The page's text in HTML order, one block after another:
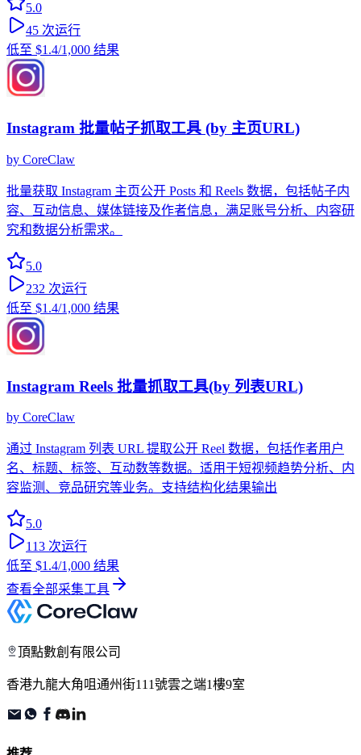
5.0
45 次运行
低至 $1.4/1,000 结果
Instagram 批量帖子抓取工具 (by 主页URL)
by CoreClaw
批量获取 Instagram 主页公开 Posts 和 Reels 数据，包括帖子内
容、互动信息、媒体链接及作者信息，满足账号分析、内容研
究和数据分析需求。
5.0
232 次运行
低至 $1.4/1,000 结果
Instagram Reels 批量抓取工具(by 列表URL)
by CoreClaw
通过 Instagram 列表 URL 提取公开 Reel 数据，包括作者用户
名、标题、标签、互动数等数据。适用于短视频趋势分析、内
容监测、竞品研究等业务。支持结构化结果输出
5.0
113 次运行
低至 $1.4/1,000 结果
查看全部采集工具
頂點數創有限公司
香港九龍大角咀通州街111號雲之端1樓9室